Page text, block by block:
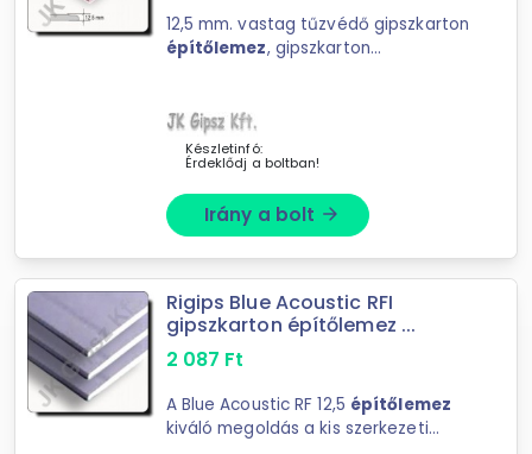
12,5 mm. vastag tűzvédő gipszkarton
építőlemez, gipszkarton
Készletinfó:
Érdeklődj a boltban!
Irány a bolt arrow_forward
Rigips Blue Acoustic RFI
gipszkarton építőlemez ...
2 087 Ft
A Blue Acoustic RF 12,5 építőlemez
kiváló megoldás a kis szerkezeti